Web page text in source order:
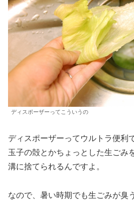
ディスポーザーってこういうの
ディスポーザーってウルトラ便利で
玉子の殻とかちょっとした生ごみ
溝に捨てられるんですよ。
なので、暑い時期でも生ごみが臭